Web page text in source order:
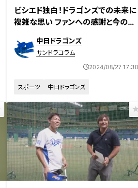
ビシエド独白！ドラゴンズでの未来に
複雑な思い ファンへの感謝と今の心
中日ドラゴンズ
サンドラコラム
2024/08/27 17:30
スポーツ 中日ドラゴンズ